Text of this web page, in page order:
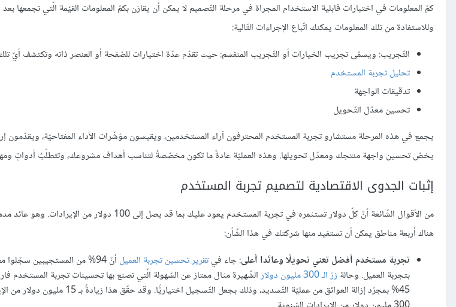
كمّ المعلومات في اختبارات قابلية الاستخدام المجراة في مرحلة التّصميم لا يمكن أن يقارَن بكمّ المعلومات القيّمة الّتي تجمعها
وللاستفادة من تلك المعلومات يمكنك اتّباع الإجراءات التّالية:
التّجريب: ويسمّى تجريب الخيارات أو التّجريب المنقسم: حيث تقدّم عدّة اختيارات للصّفحة أو العنصر ذاته وتكتشف أيّ
تحليل تجربة المستخدم
تدقيقات الواجهة
تحسين معدّل التّحويل
يجمع في هذه المرحلة مستشارو تجربة المستخدم المحترفون آراء المستخدمين، ويقيسون مؤشّرات الأداء المفتاحيّة، ويقدّمون
يخصّ تحسين واجهة منتجك ومعدّل تحويلها. وهذه العمليّة عادةً ما تكون مخصّصةً لتناسب أهداف مشروعك، وتتطلّبُ أدواتٍ
إثبات الجدوى الاقتصادية لتصميم تجربة المستخدم
من الأقوال الشّائعة أنّ كلّ دولار تستثمره في تجربة المستخدم يعود عليك
هناك أربعة مناطق يمكن أن تستفيد منها شركتك في هذا الشّأن:
تجربة مستخدم أفضل تعني تحويلًا وعائدا أعلى: جاء فيتقرير تحسين تجربة العميل
أنّ 94% من المستجيبين
بتجربة العميل. وحالة زرّ الـ 300 مليون دولار
الشّهيرة مثال ممتاز عن السّهولة الّتي تصنع بها تحسينات تجربة المستخدم
45% بمجرّد إزالة العوائق من عمليّة التّسديد، وذلك